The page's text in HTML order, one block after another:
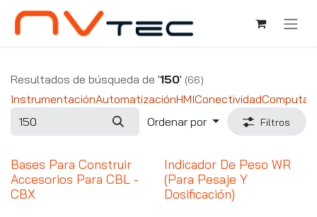
Ir al contenido
Resultados de búsqueda de '150' (66)
InstrumentaciónAutomatizaciónHMIConectividad
Ordenar por
Filtros
Bases Para Construir
Accesorios Para CBL -
CBX
Indicador De Peso WR
(Para Pesaje Y
Dosificación)